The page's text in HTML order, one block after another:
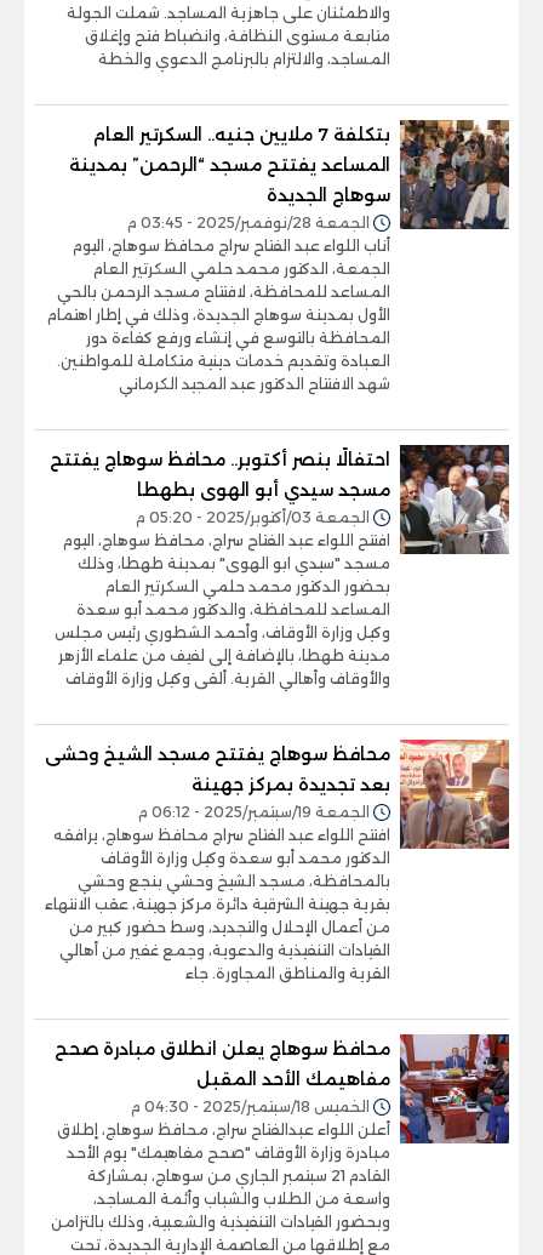
والاطمئنان على جاهزية المساجد. شملت الجولة
متابعة مستوى النظافة، وانضباط فتح وإغلاق
المساجد، والالتزام بالبرنامج الدعوي والخطة
بتكلفة 7 ملايين جنيه.. السكرتير العام
المساعد يفتتح مسجد “الرحمن” بمدينة
سوهاج الجديدة
الجمعة 28/نوفمبر/2025 - 03:45 م
أناب اللواء عبد الفتاح سراج محافظ سوهاج، اليوم
الجمعة، الدكتور محمد حلمي السكرتير العام
المساعد للمحافظة، لافتتاح مسجد الرحمن بالحي
الأول بمدينة سوهاج الجديدة، وذلك في إطار اهتمام
المحافظة بالتوسع في إنشاء ورفع كفاءة دور
العبادة وتقديم خدمات دينية متكاملة للمواطنين.
شهد الافتتاح الدكتور عبد المجيد الكرماني
احتفالًا بنصر أكتوبر.. محافظ سوهاج يفتتح
مسجد سيدي أبو الهوى بطهطا
الجمعة 03/أكتوبر/2025 - 05:20 م
افتتح اللواء عبد الفتاح سراج، محافظ سوهاج، اليوم
مسجد "سيدي ابو الهوى" بمدينة طهطا، وذلك
بحضور الدكتور محمد حلمي السكرتير العام
المساعد للمحافظة، والدكتور محمد أبو سعدة
وكيل وزارة الأوقاف، وأحمد الشطوري رئيس مجلس
مدينة طهطا، بالإضافة إلى لفيف من علماء الأزهر
والأوقاف وأهالي القرية. ألقى وكيل وزارة الأوقاف
محافظ سوهاج يفتتح مسجد الشيخ وحشى
بعد تجديدة بمركز جهينة
الجمعة 19/سبتمبر/2025 - 06:12 م
افتتح اللواء عبد الفتاح سراج محافظ سوهاج، يرافقه
الدكتور محمد أبو سعدة وكيل وزارة الأوقاف
بالمحافظة، مسجد الشيخ وحشي بنجع وحشي
بقرية جهينة الشرقية دائرة مركز جهينة، عقب الانتهاء
من أعمال الإحلال والتجديد، وسط حضور كبير من
القيادات التنفيذية والدعوية، وجمع غفير من أهالي
القرية والمناطق المجاورة. جاء
محافظ سوهاج يعلن انطلاق مبادرة صحح
مفاهيمك الأحد المقبل
الخميس 18/سبتمبر/2025 - 04:30 م
أعلن اللواء عبدالفتاح سراج، محافظ سوهاج، إطلاق
مبادرة وزارة الأوقاف "صحح مفاهيمك" يوم الأحد
القادم 21 سبتمبر الجاري من سوهاج، بمشاركة
واسعة من الطلاب والشباب وأئمة المساجد،
وبحضور القيادات التنفيذية والشعبية، وذلك بالتزامن
مع إطلاقها من العاصمة الإدارية الجديدة، تحت